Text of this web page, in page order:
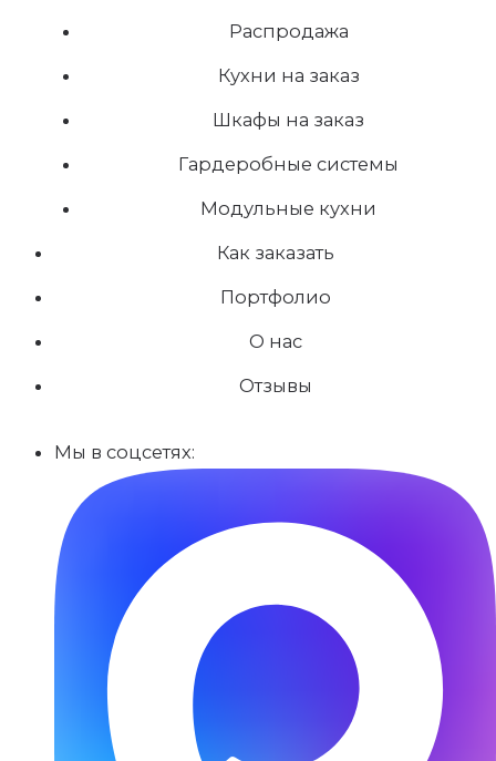
Распродажа
Кухни на заказ
Шкафы на заказ
Гардеробные системы
Модульные кухни
Как заказать
Портфолио
О нас
Отзывы
Мы в соцсетях: